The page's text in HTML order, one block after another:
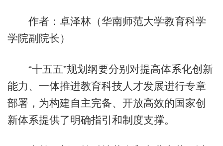
作者：卓泽林（华南师范大学教育科学
学院副院长）
“十五五”规划纲要分别对提高体系化创新
能力、一体推进教育科技人才发展进行专章
部署，为构建自主完备、开放高效的国家创
新体系提供了明确指引和制度支撑。